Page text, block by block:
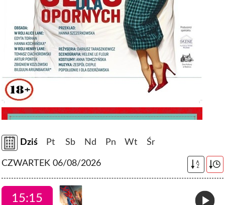
Dziś Pt Sb Nd Pn Wt Śr
CZWARTEK 06/08/2026 A
Z
15:15